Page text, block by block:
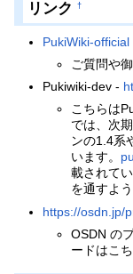
リンク †
PukiWiki-official
ご質問や
Pukiwiki-dev -
こちらは
では、次
ンの1.4系
います。
載されて
を通すよ
https://osdn.jp/
OSDN の
ードはこ